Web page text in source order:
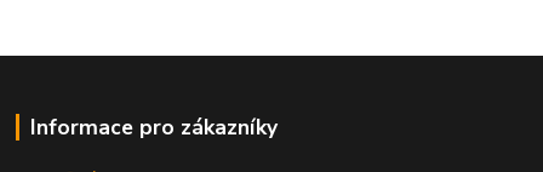
Informace pro zákazníky